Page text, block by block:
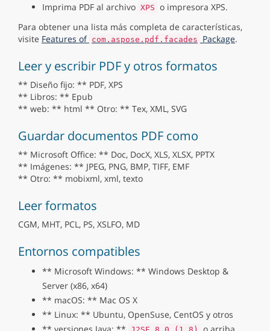
Imprima PDF al archivo XPS o impresora XPS.
Para obtener una lista más completa de características,
visite Features of com.aspose.pdf.facades Package.
Leer y escribir PDF y otros formatos
** Diseño fijo: ** PDF, XPS
** Libros: ** Epub
** web: ** html ** Otro: ** Tex, XML, SVG
Guardar documentos PDF como
** Microsoft Office: ** Doc, DocX, XLS, XLSX, PPTX
** Imágenes: ** JPEG, PNG, BMP, TIFF, EMF
** Otro: ** mobixml, xml, texto
Leer formatos
CGM, MHT, PCL, PS, XSLFO, MD
Entornos compatibles
** Microsoft Windows: ** Windows Desktop &
Server (x86, x64)
** macOS: ** Mac OS X
** Linux: ** Ubuntu, OpenSuse, CentOS y otros